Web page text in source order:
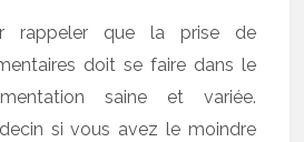
rappeler que la prise de
doit se faire dans le
saine et variée.
si vous avez le moindre